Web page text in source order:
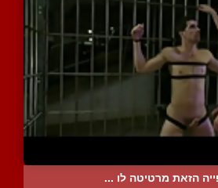
הזאת מרטיטה לו ...